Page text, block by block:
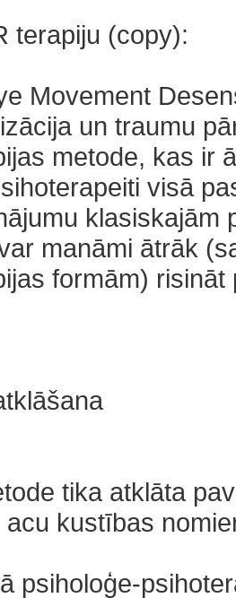
terapiju (copy):
Movement
un traumu
metode, kas ir
visā
klasiskajām
manāmi ātrāk
formām)
tika atklāta
kustības
psiholoģe-